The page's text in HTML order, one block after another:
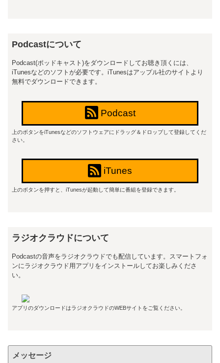
Podcastについて
Podcast(ポッドキャスト)をダウンロードしてお聴き頂くには、
iTunesなどのソフトが必要です。iTunesはアップル社のサイトより
無料でダウンロードできます。
Podcast
上のボタンをiTunesなどのソフトウェアにドラッグ＆ドロップして登録してくだ
さい。
iTunes
上のボタンを押すと、iTunesが起動して簡単に番組を登録できます。
ラジオクラウドについて
Podcastの音声をラジオクラウドでも配信しています。スマートフォ
ンにラジオクラウド用アプリをインストールしてお楽しみくださ
い。
アプリのダウンロードはラジオクラウドのWEBサイトをご覧ください。
メッセージ